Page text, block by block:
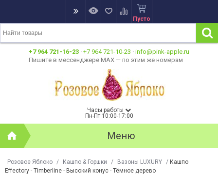
Пусто
+7 964 721-16-23 · +7 964 721-10-23 · info@pink-apple.ru
Пишите в мессенджере MAX — по этим же номерам
Часы работы
Пн-Пт 10:00-17:00
Меню
Розовое Яблоко / Кашпо & Горшки / Вазоны LUXURY / Кашпо
Effectory - Timberline - Высокий конус - Тёмное дерево